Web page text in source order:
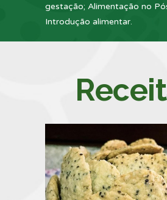
gestação; Alimentação no
Introdução alimentar.